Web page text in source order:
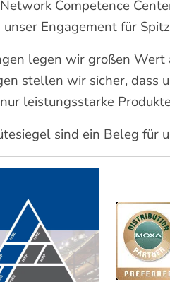
Competence
Engagement für
legen wir großen
stellen wir sicher, dass
leistungsstarke
sind ein Beleg für